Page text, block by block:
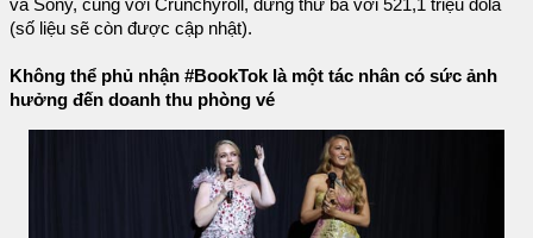
và Sony, cùng với Crunchyroll, đứng thứ ba với 521,1 triệu đôla
(số liệu sẽ còn được cập nhật).
Không thể phủ nhận #BookTok là một tác nhân có sức ảnh
hưởng đến doanh thu phòng vé